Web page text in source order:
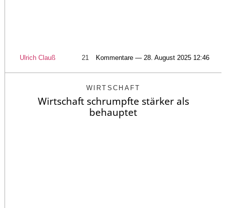
Ulrich Clauß 21 Kommentare — 28. August 2025 12:46
WIRTSCHAFT
Wirtschaft schrumpfte stärker als
behauptet